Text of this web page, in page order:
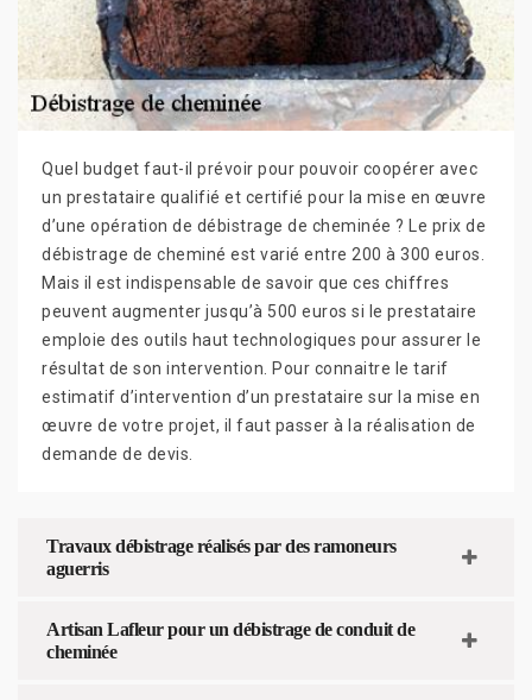
Quel budget faut-il prévoir pour pouvoir coopérer avec
un prestataire qualifié et certifié pour la mise en œuvre
d’une opération de débistrage de cheminée ? Le prix de
débistrage de cheminé est varié entre 200 à 300 euros.
Mais il est indispensable de savoir que ces chiffres
peuvent augmenter jusqu’à 500 euros si le prestataire
emploie des outils haut technologiques pour assurer le
résultat de son intervention. Pour connaitre le tarif
estimatif d’intervention d’un prestataire sur la mise en
œuvre de votre projet, il faut passer à la réalisation de
demande de devis.
Travaux débistrage réalisés par des ramoneurs
aguerris
Artisan Lafleur pour un débistrage de conduit de
cheminée